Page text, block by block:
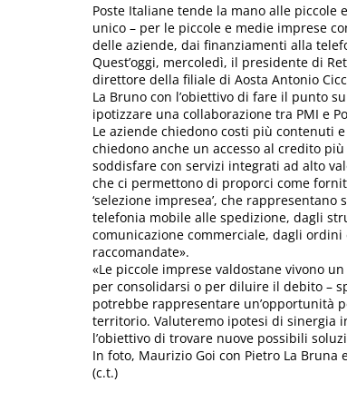
Poste Italiane tende la mano alle
unico – per le piccole e medie imprese
delle aziende, dai finanziamenti alla
Quest’oggi, mercoledì, il presidente di
direttore della filiale di Aosta Antonio
La Bruno con l’obiettivo di fare il punto
ipotizzare una collaborazione tra PMI e
Le aziende chiedono costi più contenuti
chiedono anche un accesso al credito
soddisfare con servizi integrati ad alto
che ci permettono di proporci come
‘selezione impresea’, che
telefonia mobile alle spedizione, dagli
comunicazione commerciale, dagli
raccomandate».
«Le piccole imprese valdostane vivono
per consolidarsi o per diluire il debito –
potrebbe rappresentare un’opportunità
territorio. Valuteremo ipotesi di sinergia
l’obiettivo di trovare nuove possibili
In foto, Maurizio Goi con Pietro La Bruna
(c.t.)